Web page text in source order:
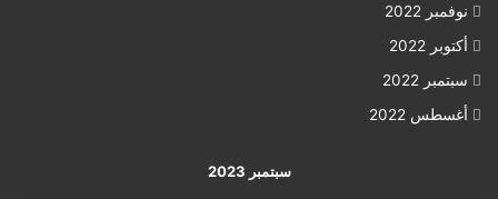
نوفمبر 2022
أكتوبر 2022
سبتمبر 2022
أغسطس 2022
سبتمبر 2023